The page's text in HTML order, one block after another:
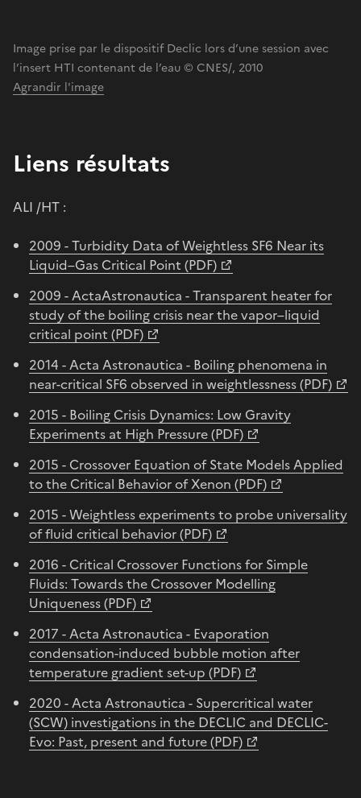
Image prise par le dispositif Declic lors d’une session avec
l’insert HTI contenant de l’eau © CNES/, 2010
Agrandir l'image
Liens résultats
ALI /HT :
2009 - Turbidity Data of Weightless SF6 Near its
Liquid–Gas Critical Point (PDF)
2009 - ActaAstronautica - Transparent heater for
study of the boiling crisis near the vapor–liquid
critical point (PDF)
2014 - Acta Astronautica - Boiling phenomena in
near-critical SF6 observed in weightlessness (PDF)
2015 - Boiling Crisis Dynamics: Low Gravity
Experiments at High Pressure (PDF)
2015 - Crossover Equation of State Models Applied
to the Critical Behavior of Xenon (PDF)
2015 - Weightless experiments to probe universality
of fluid critical behavior (PDF)
2016 - Critical Crossover Functions for Simple
Fluids: Towards the Crossover Modelling
Uniqueness (PDF)
2017 - Acta Astronautica - Evaporation
condensation-induced bubble motion after
temperature gradient set-up (PDF)
2020 - Acta Astronautica - Supercritical water
(SCW) investigations in the DECLIC and DECLIC-
Evo: Past, present and future (PDF)